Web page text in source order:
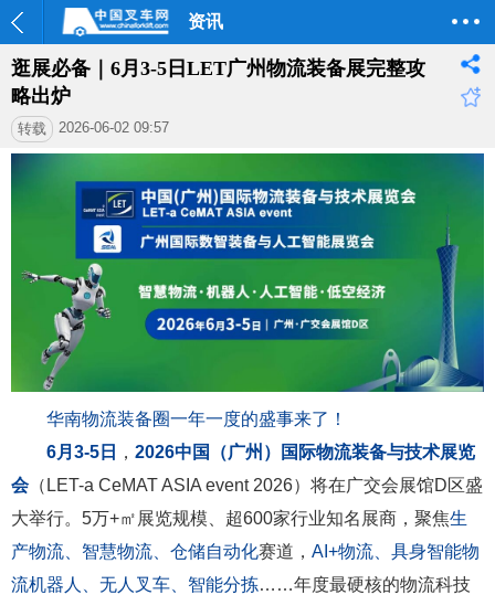
资讯
逛展必备｜6月3-5日LET广州物流装备展完整攻
略出炉
转载 2026-06-02 09:57
华南物流装备圈一年一度的盛事来了！
6月3-5日
， 2026中国（广州）国际物流装备与技术展览
会（LET-a CeMAT ASIA event 2026）将在广交会展馆D区盛
大举行。5万+㎡展览规模、超600家行业知名展商，聚焦生
产物流、智慧物流、仓储自动化赛道， AI+物流、具身智能物
流机器人、无人叉车、智能分拣……年度最硬核的物流科技